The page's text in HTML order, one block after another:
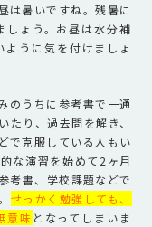
は暑いですね。残暑に
ょう。お昼は水分補
うに気を付けましょ
のうちに参考書で一通
たり、過去問を解き、
で克服している人もい
な演習を始めて2ヶ月
考書、学校課題などで
せっかく勉強しても、
意味 となってしまいま